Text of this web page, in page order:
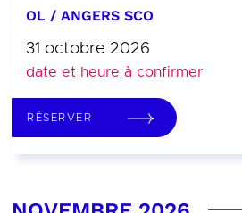
OL / ANGERS SCO
31 octobre 2026
date et heure à confirmer
RÉSERVER